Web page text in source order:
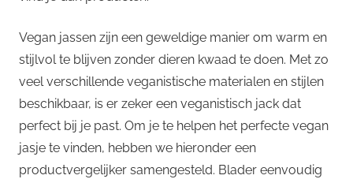
Vegan jassen zijn een geweldige manier om warm en
stijlvol te blijven zonder dieren kwaad te doen. Met zo
veel verschillende veganistische materialen en stijlen
beschikbaar, is er zeker een veganistisch jack dat
perfect bij je past. Om je te helpen het perfecte vegan
jasje te vinden, hebben we hieronder een
productvergelijker samengesteld. Blader eenvoudig